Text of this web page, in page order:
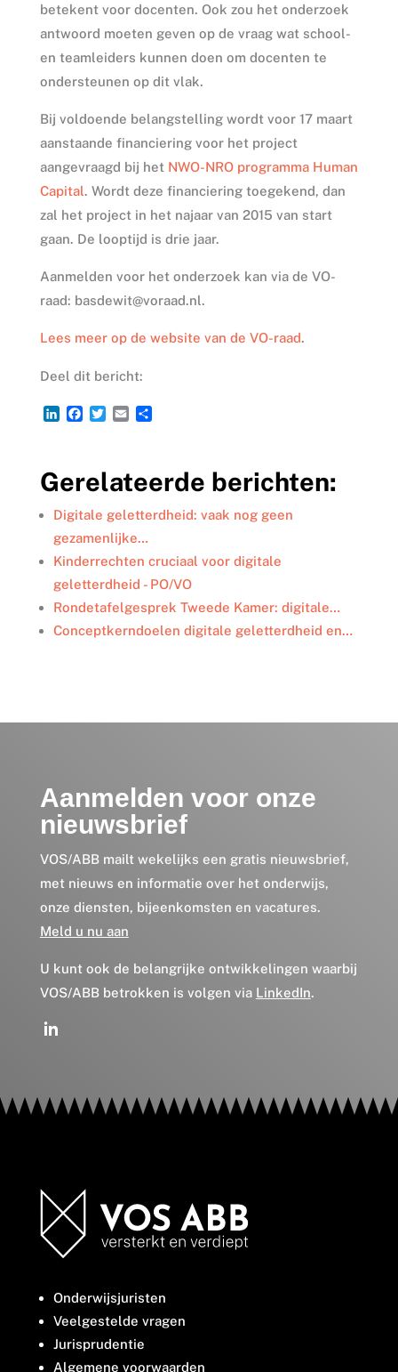
betekent voor docenten. Ook zou het onderzoek
antwoord moeten geven op de vraag wat school-
en teamleiders kunnen doen om docenten te
ondersteunen op dit vlak.
Bij voldoende belangstelling wordt voor 17 maart
aanstaande financiering voor het project
aangevraagd bij het NWO-NRO programma Human
Capital. Wordt deze financiering toegekend, dan
zal het project in het najaar van 2015 van start
gaan. De looptijd is drie jaar.
Aanmelden voor het onderzoek kan via de VO-
raad: basdewit@voraad.nl.
Lees meer op de website van de VO-raad.
Deel dit bericht:
L
e
d
I
n
F
b
o
o
k
T
t
e
r
E
l
D
n
Gerelateerde berichten:
Digitale geletterdheid: vaak nog geen
gezamenlijke…
Kinderrechten cruciaal voor digitale
geletterdheid - PO/VO
Rondetafelgesprek Tweede Kamer: digitale…
Conceptkerndoelen digitale geletterdheid en…
Aanmelden voor onze
nieuwsbrief
VOS/ABB mailt wekelijks een gratis nieuwsbrief,
met nieuws en informatie over het onderwijs,
onze diensten, bijeenkomsten en vacatures.
Meld u nu aan
U kunt ook de belangrijke ontwikkelingen waarbij
VOS/ABB betrokken is volgen via LinkedIn.
Onderwijsjuristen
Veelgestelde vragen
Jurisprudentie
Algemene voorwaarden